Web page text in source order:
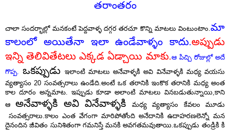
తరాంతరం
చాలా సందర్భాల్లో మనకంటే పెద్దవాళ్ళ దగ్గర తరచూ కొన్ని మాటలు వింటుంటాం.మా
కాలంలో అయితేనా ఇలా ఉండేవాళ్ళం కాదు.అప్పుడు
ఇన్ని తెలివితేటలు ఎక్కడ ఏడ్చాయి మాకు.ఆ పిచ్చి రోజుల్లో అదే
గొప్ప. ఒకప్పుడు ఇలాంటి మాటలు అనేవాళ్ళకి అవి వినేవాళ్ళకి మధ్య వయసు
వ్యత్యాసం 20 సంవత్సరాలు ఉండేది.అంటే ఒక తరానికి ఇంకొక తరానికి మధ్య అంత
కాల దూరం అన్నమాట. ఇప్పుడు కూడా అలాంటి మాటలు వినబడుతున్నాయి,కాని
ఆఅనేవాళ్ళకి అవి వినేవాళ్ళకి
మధ్య వ్యత్యాసం కేవలం మూడు
సంవత్సరాలు.కాలం ఎంత వేగంగా మారిపోతోంది అనేదానికి ఉదాహరణలెన్నో మన
దైనందిన జీవితం సునిశితంగా గమనిస్తే మనకి అవగతమవుతాయి.ఒకప్పుడు తండ్రికి కి